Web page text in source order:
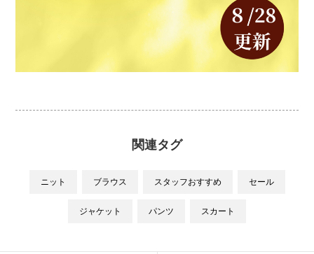
関連タグ
ニット ブラウス スタッフおすすめ セール
ジャケット パンツ スカート